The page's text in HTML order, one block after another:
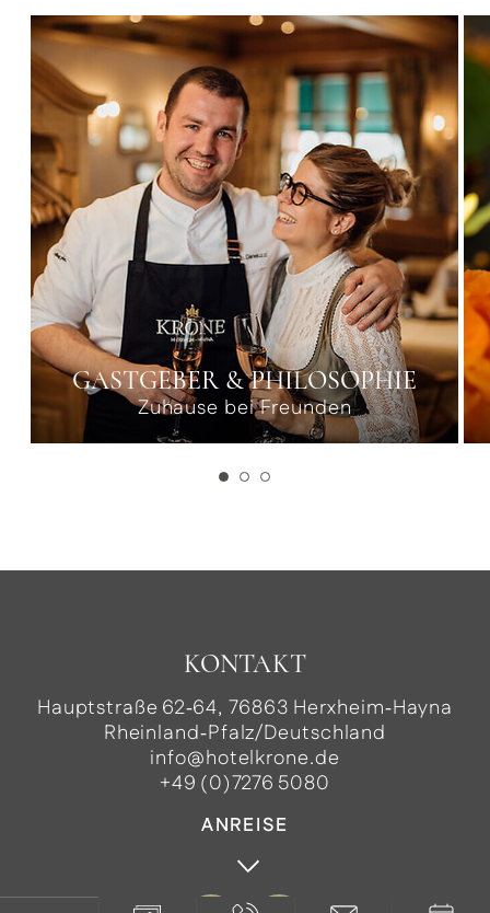
GASTGEBER & PHILOSOPHIE
Zuhause bei Freunden
KONTAKT
Hauptstraße 62‑64, 76863 Herxheim‑Hayna
Rheinland‑Pfalz/Deutschland
info@hotelkrone.de
+49 (0)7276 5080
ANREISE